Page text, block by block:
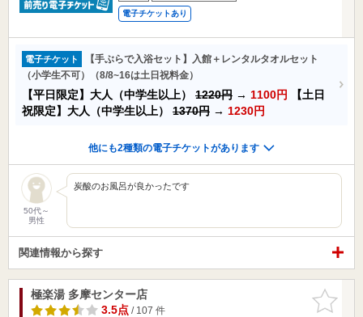
電子チケットあり
電子チケット
【手ぶらで入浴セット】入館＋レンタルタオルセット
（小学生不可）（8/8~16は土日祝料金）
【平日限定】大人（中学生以上） 1220円 → 1100円
【土日
祝限定】大人（中学生以上） 1370円 → 1230円
他にも2種類の電子チケットがあります
50代～
男性
炭酸のお風呂が良かったです
関連情報から探す
お気に入
りに追加
極楽湯 多摩センター店
3.5点/ 107 件